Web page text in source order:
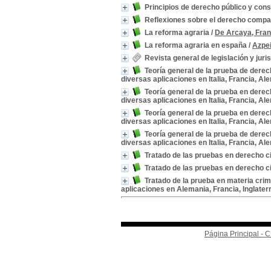
Principios de derecho público y
Reflexiones sobre el derecho
La reforma agraria / De Arcaya,
La reforma agraria en españa /
Revista general de legislación y
Teoría general de la prueba de
diversas aplicaciones en Italia, Francia,
Teoría general de la prueba en
diversas aplicaciones en Italia, Francia,
Teoría general de la prueba en
diversas aplicaciones en Italia, Francia,
Teoría general de la prueba de
diversas aplicaciones en Italia, Francia,
Tratado de las pruebas en derecho
Tratado de las pruebas en derecho
Tratado de la prueba en materia
aplicaciones en Alemania, Francia,
Página Principal -